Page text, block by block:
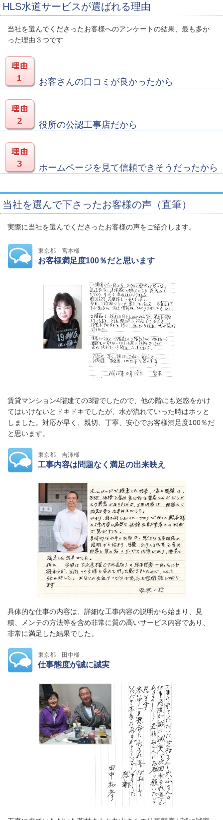
HLS水道サービスが選ばれる理由
当社を選んでくださったお客様へのアンケートの結果、最も多か
った理由３つです
お客さんの口コミが良かったから
役所の公認工事店だから
ホームページを見て信頼できそうだったから
当社を選んで下さったお客様の声（直筆）
実際に当社を選んでくださったお客様の声をご紹介します。
東京都 宮本様
お客様満足度100％だと思います
賃貸マンション4階建ての3階でしたので、他の階にも迷惑をかけ
てはいけないとドキドキでしたが、水が流れていった時はホッと
しました。対応が早く、親切、丁寧、安心でお客様満足度100％だ
と思います。
東京都 吉澤様
工事内容は問題なく満足の出来映え
具体的な仕事の内容は、詳細な工事内容の説明から始まり、見
積、メンテの方法等を含め非常に質の高いサービス内容であり、
非常に満足した結果でした。
東京都 田中様
仕事態度が誠に誠実